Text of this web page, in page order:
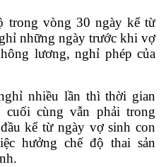
trong vòng 30 ngày kể từ
những ngày trước khi vợ
lương, nghỉ phép của
nhiều lần thì thời gian
cùng vẫn phải trong
kể từ ngày vợ sinh con
hưởng chế độ thai sản